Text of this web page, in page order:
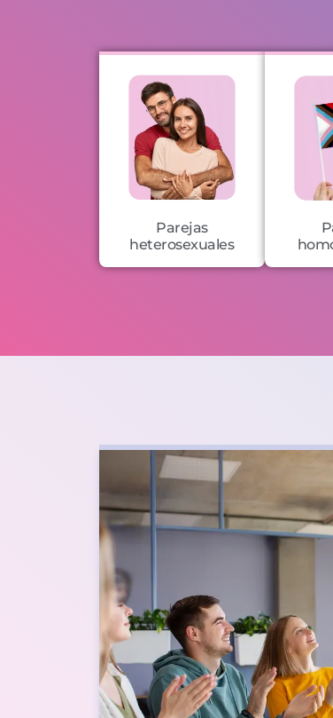
Parejas
heterosexuales